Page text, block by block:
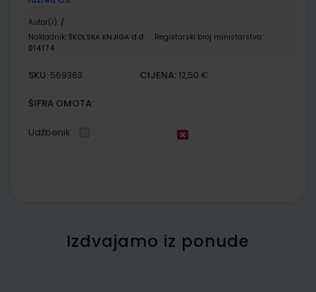
Autor(i): /
Nakladnik: ŠKOLSKA KNJIGA d.d.
Registarski broj ministarstva:
014174
SKU: 569363 CIJENA: 12,50 €
ŠIFRA OMOTA:
Udžbenik
Izdvajamo iz ponude